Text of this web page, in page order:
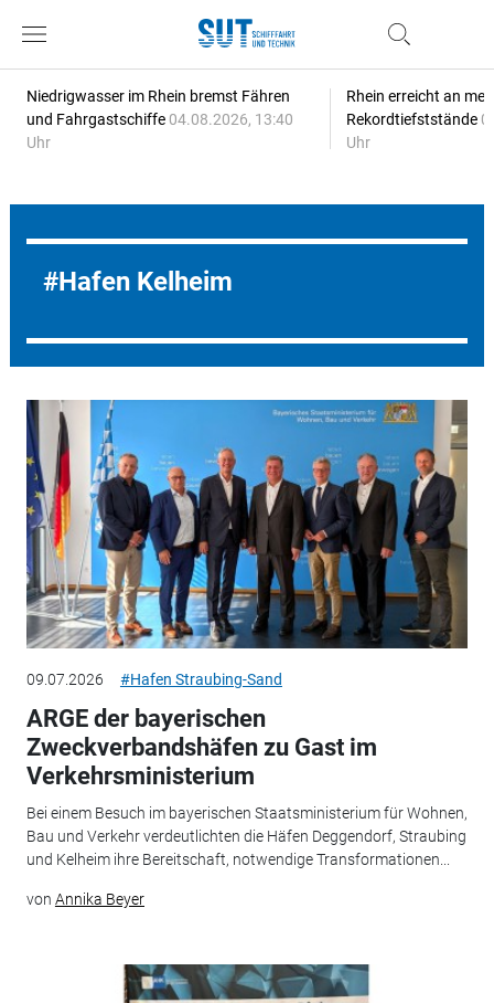
Niedrigwasser im Rhein bremst Fähren
und Fahrgastschiffe 04.08.2026, 13:40
Uhr
Rhein erreicht an
Rekordtiefststände
Uhr
Hafen Kelheim
09.07.2026 #Hafen Straubing-Sand
ARGE der bayerischen
Zweckverbandshäfen zu Gast im
Verkehrsministerium
Bei einem Besuch im bayerischen Staatsministerium für Wohnen,
Bau und Verkehr verdeutlichten die Häfen Deggendorf, Straubing
und Kelheim ihre Bereitschaft, notwendige Transformationen...
von Annika Beyer